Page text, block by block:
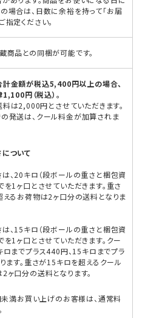
イ
ト
＆
ブ
ラ
ッ
ク
量
を
増
す
場合は、日数に余裕を持って「お届
指定ください。
商品との同梱が可能です。
金額が税込5,400円以上の場合、
円（税込）。
は2,000円とさせていただきます。
発送は、クール料金が加算されま
ついて
、20キロ（段ボールの重さと梱包資
を1ヶ口とさせていただきます。重さ
るお荷物は2ヶ口分の送料となりま
、15キロ（段ボールの重さと梱包資
を1ヶ口とさせていただきます。クー
までプラス440円、15キロまでプラ
ます。重さが15キロを超えるクール
ヶ口分の送料となります。
満お買い上げのお客様は、通常料